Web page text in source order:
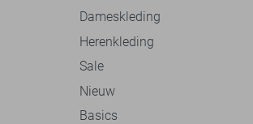
Dameskleding
Herenkleding
Sale
Nieuw
Basics